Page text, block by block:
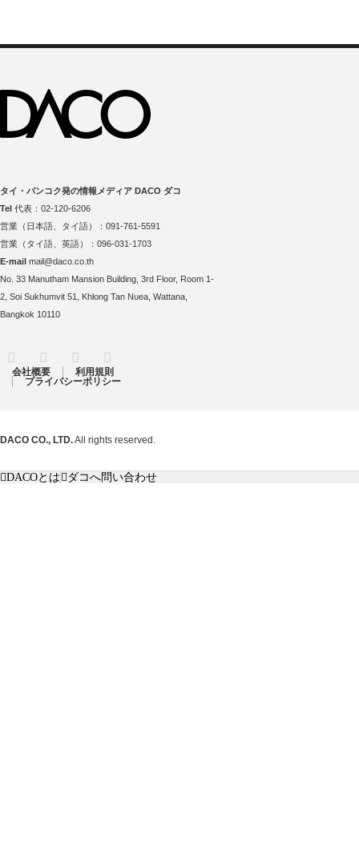
タイ・バンコク発の情報メディア DACO ダコ
Tel 代表：02-120-6206
営業（日本語、タイ語）：091-761-5591
営業（タイ語、英語）：096-031-1703
E-mail mail@daco.co.th
No. 33 Manutham Mansion Building, 3rd Floor, Room 1-
2, Soi Sukhumvit 51, Khlong Tan Nuea, Wattana,
Bangkok 10110
Twitter FacebookInstagram
会社概要
利用規則
プライバシーポリシー
DACO CO., LTD.All rights reserved.
DACOとは ダコへ問い合わせ